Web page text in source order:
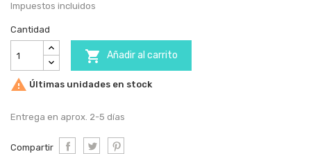
Impuestos incluidos
Cantidad
 Añadir al carrito
 Últimas unidades en stock
Entrega en aprox. 2-5 días
Compartir